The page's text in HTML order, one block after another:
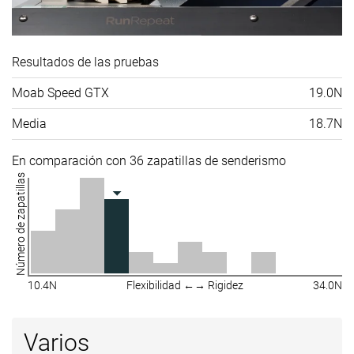
Resultados de las pruebas
Moab Speed GTX 19.0N
Media 18.7N
En comparación con 36 zapatillas de senderismo
Número de zapatillas
10.4N Flexibilidad ←→ Rigidez 34.0N
Varios